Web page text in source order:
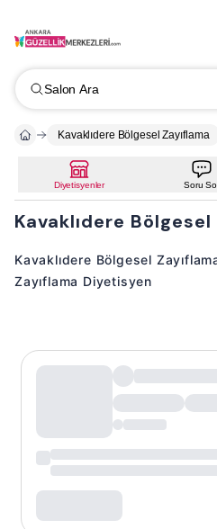
Salon Ara
Kavaklıdere Bölgesel Zayıflama
Diyetisyenler Soru
Kavaklıdere Bölgesel
Kavaklıdere Bölgesel
Zayıflama Diyetisyen